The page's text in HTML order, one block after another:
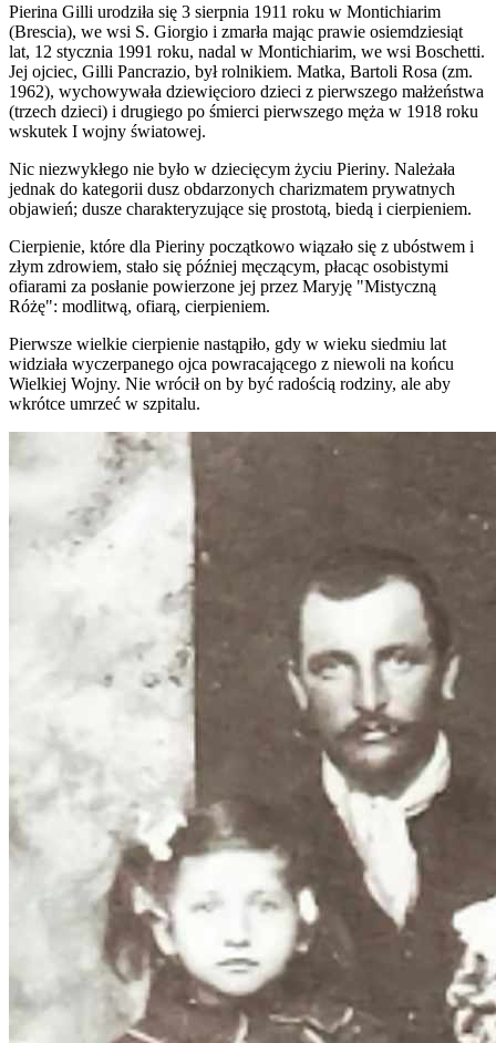
Pierina Gilli urodziła się 3 sierpnia 1911 roku w Montichiarim
(Brescia), we wsi S. Giorgio i zmarła mając prawie osiemdziesiąt
lat, 12 stycznia 1991 roku, nadal w Montichiarim, we wsi Boschetti.
Jej ojciec, Gilli Pancrazio, był rolnikiem. Matka, Bartoli Rosa (zm.
1962), wychowywała dziewięcioro dzieci z pierwszego małżeństwa
(trzech dzieci) i drugiego po śmierci pierwszego męża w 1918 roku
wskutek I wojny światowej.
Nic niezwykłego nie było w dziecięcym życiu Pieriny. Należała
jednak do kategorii dusz obdarzonych charizmatem prywatnych
objawień; dusze charakteryzujące się prostotą, biedą i cierpieniem.
Cierpienie, które dla Pieriny początkowo wiązało się z ubóstwem i
złym zdrowiem, stało się później męczącym, płacąc osobistymi
ofiarami za posłanie powierzone jej przez Maryję "Mistyczną
Różę": modlitwą, ofiarą, cierpieniem.
Pierwsze wielkie cierpienie nastąpiło, gdy w wieku siedmiu lat
widziała wyczerpanego ojca powracającego z niewoli na końcu
Wielkiej Wojny. Nie wrócił on by być radością rodziny, ale aby
wkrótce umrzeć w szpitalu.